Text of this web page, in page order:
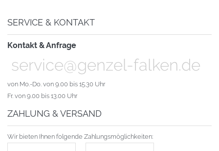
SERVICE & KONTAKT
Kontakt & Anfrage
service@genzel-falken.de
von Mo.-Do. von 9.00 bis 15.30 Uhr
Fr. von 9.00 bis 13.00 Uhr
ZAHLUNG & VERSAND
Wir bieten Ihnen folgende Zahlungsmöglichkeiten: